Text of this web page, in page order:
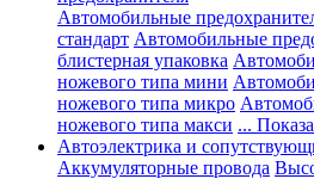
Автомобильные
стандарт Автомобильные
блистерная упаковка
ножевого типа мини
ножевого типа микро
ножевого типа макси ...
Автоэлектрика и
Аккумуляторные провода